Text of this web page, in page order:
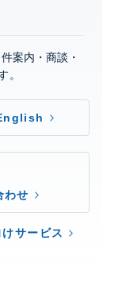
0
案内・商談・
。
わせ
サービス